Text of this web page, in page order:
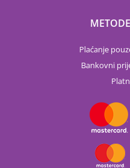
Plaćanje
Bankovni